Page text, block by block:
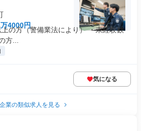
4000円
の方（警備業法により） ・未経験歓
方...
気になる
業の類似求人を見る